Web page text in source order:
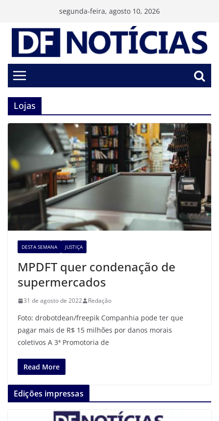
conteúdo
segunda-feira, agosto 10, 2026
Lojas
DESTA SEMANA JUSTIÇA
MPDFT quer condenação de
supermercados
31 de agosto de 2022 Redação
Foto: drobotdean/freepik Companhia pode ter que
pagar mais de R$ 15 milhões por danos morais
coletivos A 3ª Promotoria de
Read More
Edições impressas